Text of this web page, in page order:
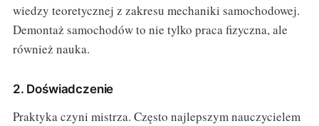
wiedzy teoretycznej z zakresu mechaniki samochodowej.
Demontaż samochodów to nie tylko praca fizyczna, ale
również nauka.
2. Doświadczenie
Praktyka czyni mistrza. Często najlepszym nauczycielem